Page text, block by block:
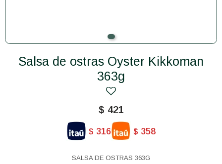
Salsa de ostras Oyster Kikkoman
363g
$ 421
$ 316 $ 358
SALSA DE OSTRAS 363G